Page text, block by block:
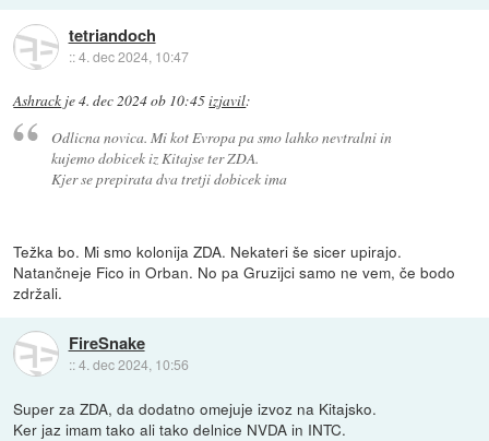
tetriandoch
::4. dec 2024, 10:47
Ashrack je4. dec 2024 ob 10:45izjavil:
Odlicna novica. Mi kot Evropa pa smo lahko nevtralni in
kujemo dobicek iz Kitajse ter ZDA.
Kjer se prepirata dva tretji dobicek ima
Težka bo. Mi smo kolonija ZDA. Nekateri še sicer upirajo.
Natančneje Fico in Orban. No pa Gruzijci samo ne vem, če bodo
zdržali.
FireSnake
::4. dec 2024, 10:56
Super za ZDA, da dodatno omejuje izvoz na Kitajsko.
Ker jaz imam tako ali tako delnice NVDA in INTC.